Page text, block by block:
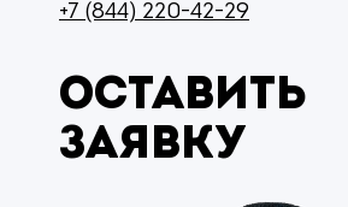
+7 (844) 220-42-29
Оставить
заявку